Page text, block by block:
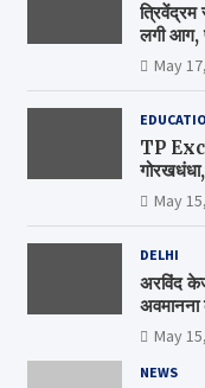
लगी आग,
May
TP
मंत्रालय
May
DELHI
अरविंद
May
NEWS